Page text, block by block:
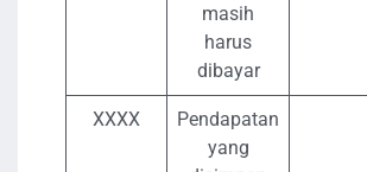
masih
harus
dibayar
XXXX
Pendapatan
yang